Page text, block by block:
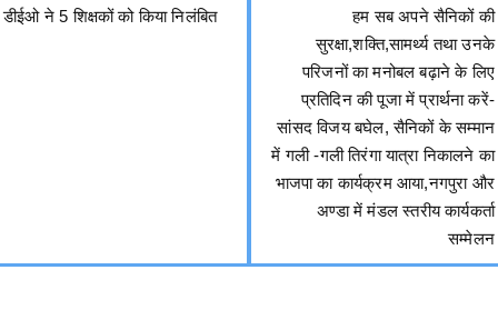
परिजनों का मनोबल बढ़ाने के लिए
प्रतिदिन की पूजा में प्रार्थना करें-
सांसद विजय बघेल, सैनिकों के सम्मान
में गली -गली तिरंगा यात्रा निकालने का
भाजपा का कार्यक्रम आया,नगपुरा और
अण्डा में मंडल स्तरीय कार्यकर्ता
सम्मेलन